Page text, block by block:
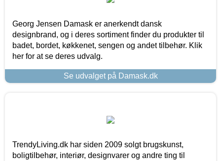
Georg Jensen Damask er anerkendt dansk
designbrand, og i deres sortiment finder du produkter til
badet, bordet, køkkenet, sengen og andet tilbehør. Klik
her for at se deres udvalg.
Se udvalget på Damask.dk
TrendyLiving.dk har siden 2009 solgt brugskunst,
boligtilbehør, interiør, designvarer og andre ting til